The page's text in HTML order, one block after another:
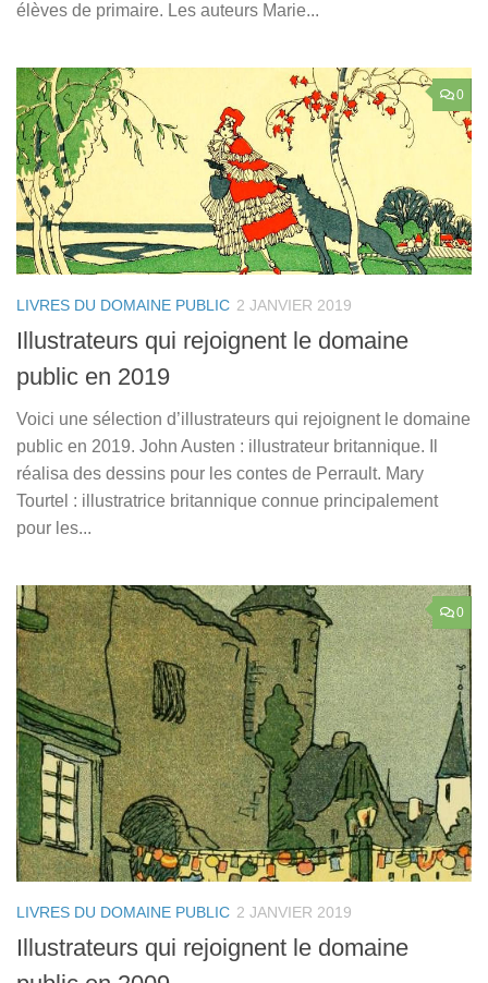
élèves de primaire. Les auteurs Marie...
0
LIVRES DU DOMAINE PUBLIC 2 JANVIER 2019
Illustrateurs qui rejoignent le domaine
public en 2019
Voici une sélection d’illustrateurs qui rejoignent le domaine
public en 2019. John Austen : illustrateur britannique. Il
réalisa des dessins pour les contes de Perrault. Mary
Tourtel : illustratrice britannique connue principalement
pour les...
0
LIVRES DU DOMAINE PUBLIC 2 JANVIER 2019
Illustrateurs qui rejoignent le domaine